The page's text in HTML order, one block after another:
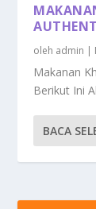
oleh admin |
Makanan
Berikut Ini
BACA